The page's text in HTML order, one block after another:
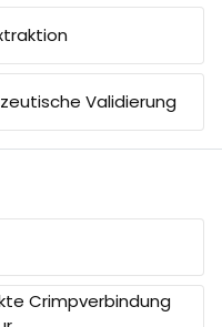
Validierung
Crimpverbindung